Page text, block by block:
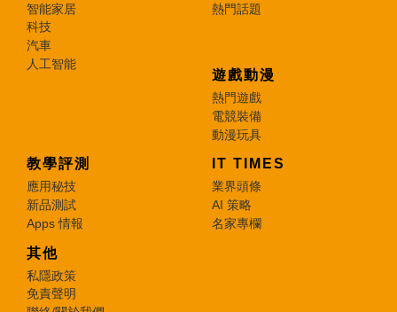
智能家居
科技
汽車
人工智能
熱門話題
遊戲動漫
熱門遊戲
電競裝備
動漫玩具
教學評測
應用秘技
新品測試
Apps 情報
IT TIMES
業界頭條
AI 策略
名家專欄
其他
私隱政策
免責聲明